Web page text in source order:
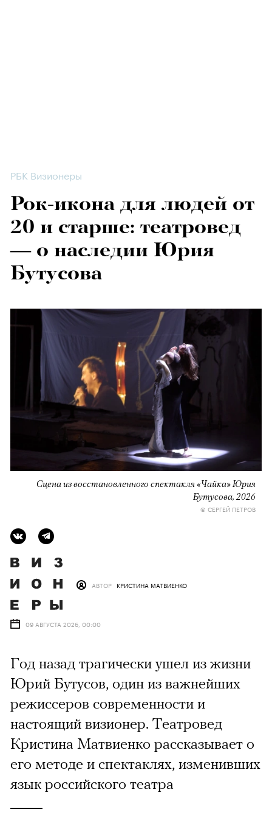
РБК Визионеры
Рок-икона для людей от
20 и старше: театровед
— о наследии Юрия
Бутусова
Сцена из восстановленного спектакля «Чайка» Юрия
Бутусова, 2026
© СЕРГЕЙ ПЕТРОВ
АВТОР КРИСТИНА МАТВИЕНКО
09 АВГУСТА 2026, 00:00
Год назад трагически ушел из жизни
Юрий Бутусов, один из важнейших
режиссеров современности и
настоящий визионер. Театровед
Кристина Матвиенко рассказывает о
его методе и спектаклях, изменивших
язык российского театра